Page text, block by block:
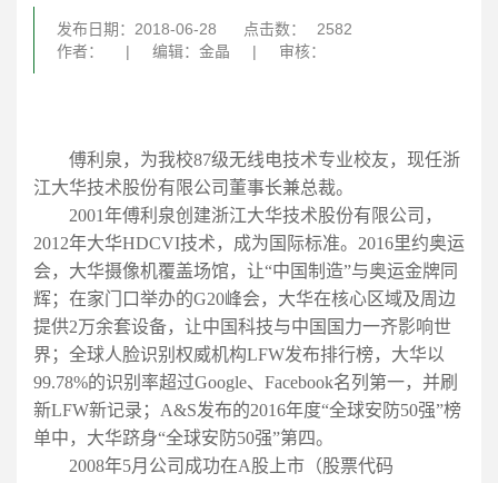
发布日期：2018-06-28 点击数：
2582
作者：
| 编辑：金晶 | 审核：
傅利泉，为我校87级无线电技术专业校友，现任浙
江大华技术股份有限公司董事长兼总裁。
2001年傅利泉创建浙江大华技术股份有限公司，
2012年大华HDCVI技术，成为国际标准。2016里约奥运
会，大华摄像机覆盖场馆，让“中国制造”与奥运金牌同
辉；在家门口举办的G20峰会，大华在核心区域及周边
提供2万余套设备，让中国科技与中国国力一齐影响世
界；全球人脸识别权威机构LFW发布排行榜，大华以
99.78%的识别率超过Google、Facebook名列第一，并刷
新LFW新记录；A&S发布的2016年度“全球安防50强”榜
单中，大华跻身“全球安防50强”第四。
2008年5月公司成功在A股上市（股票代码